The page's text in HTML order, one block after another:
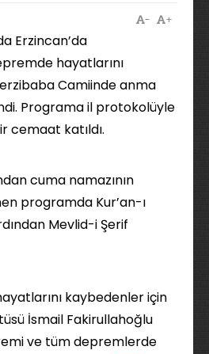
+
-
Erzincan’da
hayatlarını
Camiinde anma
Programa il protokolüyle
cemaat katıldı.
cuma namazının
programda Kur’an-ı
Mevlid-i Şerif
kaybedenler için
İsmail Fakirullahoğlu
ve tüm depremlerde